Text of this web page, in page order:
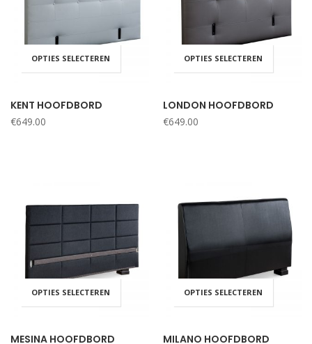
OPTIES SELECTEREN
KENT HOOFDBORD
€649.00
OPTIES SELECTEREN
LONDON HOOFDBORD
€649.00
OPTIES SELECTEREN
MESINA HOOFDBORD
OPTIES SELECTEREN
MILANO HOOFDBORD